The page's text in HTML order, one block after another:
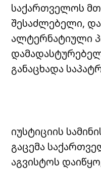
საქართველოს
შესაძლებელი,
ალტერნატიული
განაცხადა
იუსტიციის
გაცემა
აგვისტოს